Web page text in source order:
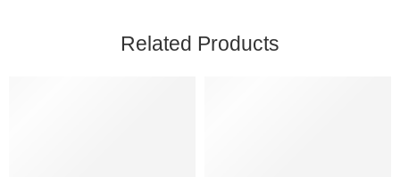
Related Products